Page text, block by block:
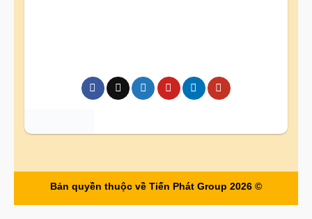
Bản quyền thuộc về Tiến Phát Group 2026 ©